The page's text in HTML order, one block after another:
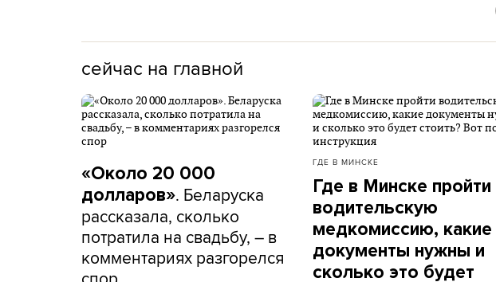
сейчас на главной
«Около 20 000
долларов». Беларуска
рассказала, сколько
потратила на свадьбу, – в
комментариях разгорелся
ГДЕ В МИНСКЕ
Где в Минске пройти
водительскую
медкомиссию, какие
документы нужны и
сколько это будет